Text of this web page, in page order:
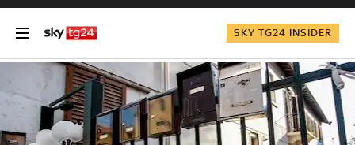
SKY TG24 INSIDER